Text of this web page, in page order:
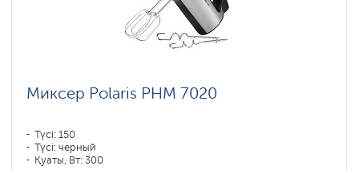
Миксер Polaris PHM 7020
Түсі: 150
Түсі: черный
Қуаты, Вт: 300